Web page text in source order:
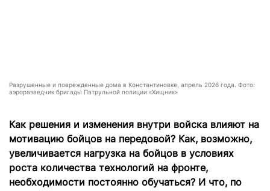
Разрушенные и поврежденные дома в Константиновке, апрель 2026 года. Фото:
аэроразведчик бригады Патрульной полиции «Хищник»
Как решения и изменения внутри войска влияют на
мотивацию бойцов на передовой? Как, возможно,
увеличивается нагрузка на бойцов в условиях
роста количества технологий на фронте,
необходимости постоянно обучаться? И что, по